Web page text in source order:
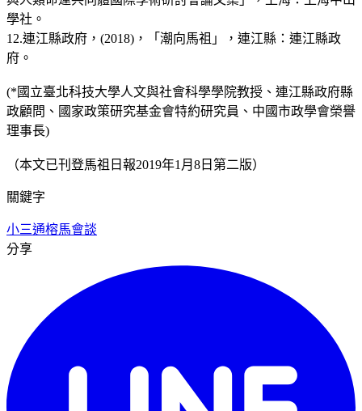
學社。
12.連江縣政府，(2018)，「潮向馬祖」，連江縣：連江縣政
府。
(*國立臺北科技大學人文與社會科學學院教授、連江縣政府縣
政顧問、國家政策研究基金會特約研究員、中國市政學會榮譽
理事長)
（本文已刊登馬祖日報2019年1月8日第二版）
關鍵字
小三通榕馬會談
分享